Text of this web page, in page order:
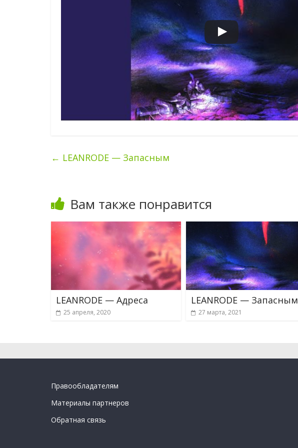
← LEANRODE — Запасным
Вам также понравится
LEANRODE — Адреса
25 апреля, 2020
LEANRODE — Запасным
27 марта, 2021
Правообладателям
Материалы партнеров
Обратная связь